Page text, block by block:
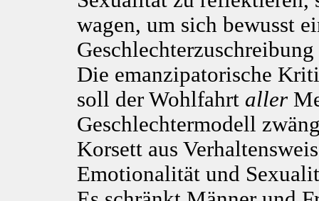
wagen, um sich bewusst
Die emanzipatorische
soll der Wohlfahrt aller
Geschlechtermodell
Korsett aus
Emotionalität und